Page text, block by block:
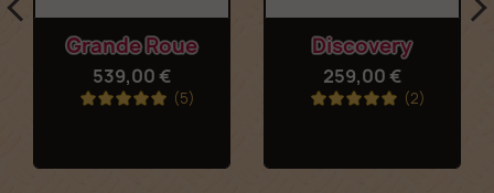
Grande Roue
539,00 €
(5)
Discovery
259,00 €
(2)